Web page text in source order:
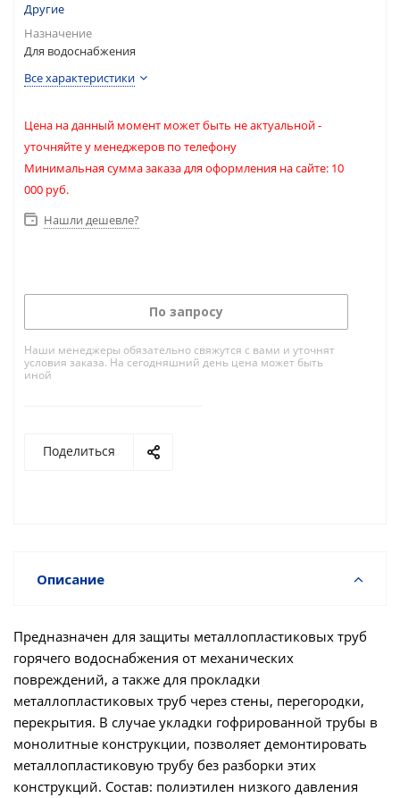
Другие
Назначение
Для водоснабжения
Все характеристики
Цена на данный момент может быть не актуальной -
уточняйте у менеджеров по телефону
Минимальная сумма заказа для оформления на сайте: 10
000 руб.
Нашли дешевле?
По запросу
Наши менеджеры обязательно свяжутся с вами и уточнят
условия заказа. На сегодняшний день цена может быть
иной
Поделиться
Описание
Предназначен для защиты металлопластиковых труб
горячего водоснабжения от механических
повреждений, а также для прокладки
металлопластиковых труб через стены, перегородки,
перекрытия. В случае укладки гофрированной трубы в
монолитные конструкции, позволяет демонтировать
металлопластиковую трубу без разборки этих
конструкций. Состав: полиэтилен низкого давления